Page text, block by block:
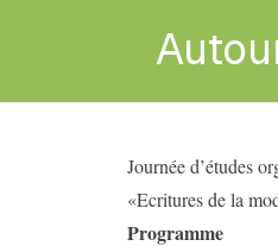
Journée d’études
«Ecritures de la
Programme